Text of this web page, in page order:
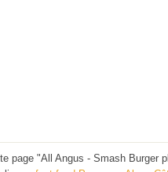
page "All Angus - Smash Burger